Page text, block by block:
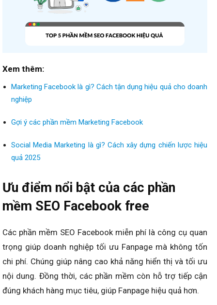
Xem thêm:
Marketing Facebook là gì? Cách tận dụng hiệu quả cho doanh
nghiệp
Gợi ý các phần mềm Marketing Facebook
Social Media Marketing là gì? Cách xây dựng chiến lược hiệu
quả 2025
Ưu điểm nổi bật của các phần
mềm SEO Facebook free
Các phần mềm SEO Facebook miễn phí là công cụ quan
trọng giúp doanh nghiệp tối ưu Fanpage mà không tốn
chi phí. Chúng giúp nâng cao khả năng hiển thị và tối ưu
nội dung. Đồng thời, các phần mềm còn hỗ trợ tiếp cận
đúng khách hàng mục tiêu, giúp Fanpage hiệu quả hơn.